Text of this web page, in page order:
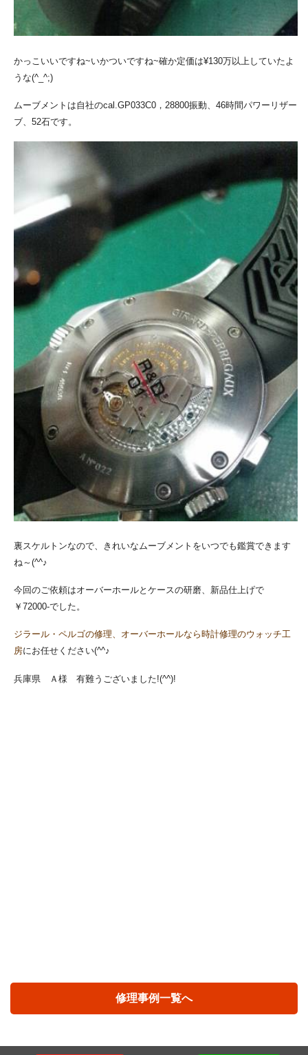
かっこいいですね~いかついですね~確か定価は¥130万以上していたよ
うな(^_^;)
ムーブメントは自社のcal.GP033C0，28800振動、46時間パワーリザー
ブ、52石です。
裏スケルトンなので、きれいなムーブメントをいつでも鑑賞できます
ね～(^^♪
今回のご依頼はオーバーホールとケースの研磨、新品仕上げで
￥72000-でした。
ジラール・ペルゴの修理、オーバーホールなら時計修理のウォッチ工
房にお任せください(^^♪
兵庫県 Ａ様 有難うございました!(^^)!
修理事例一覧へ